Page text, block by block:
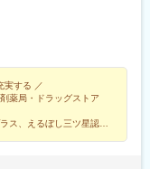
川■九州・沖縄福岡／大
ンライン面接実施中＞
静岡県田方郡函南町肥
川市中津川字大西667-1
130-5京都北営業所：京
所：富山県滑川市柳原
から
磯駅、上今市駅、渋川
与野駅、武蔵高萩駅、
江駅、水落駅、しんざ
駅、切石駅、岩村田
古庄駅、半田駅、荒子
浦駅、光善寺駅、平野
上駅、田村駅、唐崎駅、
実する ／
薬局・ドラッグストア
ス、えるぼし三ツ星認定